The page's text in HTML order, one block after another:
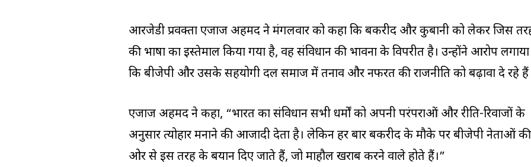
आरजेडी प्रवक्ता एजाज अहमद ने मंगलवार को कहा कि बकरीद और कुर्बानी को लेकर जिस
की भाषा का इस्तेमाल किया गया है, वह संविधान की भावना के विपरीत है। उन्होंने आरोप लगाया
कि बीजेपी और उसके सहयोगी दल समाज में तनाव और नफरत की राजनीति को बढ़ावा दे रहे
एजाज अहमद ने कहा, “भारत का संविधान सभी धर्मों को अपनी परंपराओं और रीति-रिवाजों के
अनुसार त्योहार मनाने की आजादी देता है। लेकिन हर बार बकरीद के मौके पर बीजेपी नेताओं की
ओर से इस तरह के बयान दिए जाते हैं, जो माहौल खराब करने वाले होते हैं।”